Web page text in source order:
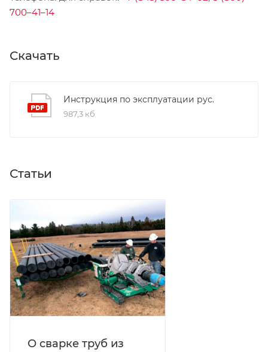
700–41–14
Скачать
Инструкция по эксплуатации рус.
987,3 кб
Статьи
О сварке труб из